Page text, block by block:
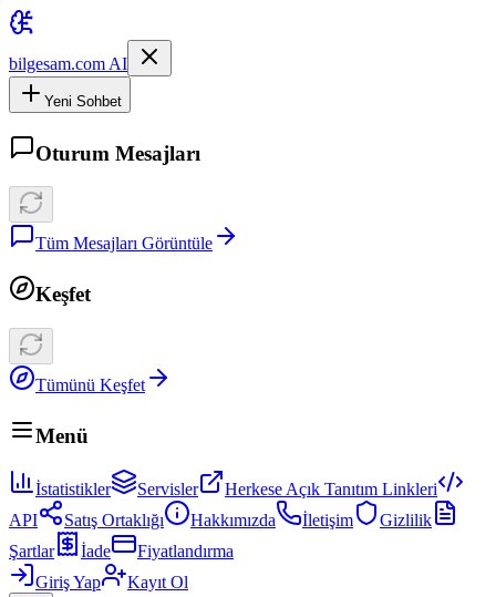
bilgesam.com AI
Yeni Sohbet
Oturum Mesajları
Tüm Mesajları Görüntüle
Keşfet
Tümünü Keşfet
Menü
İstatistikler Servisler
Herkese Açık Tanıtım Linkleri
API
Satış Ortaklığı Hakkımızda İletişim
Gizlilik
Şartlar
İade
Fiyatlandırma
Giriş Yap
Kayıt Ol